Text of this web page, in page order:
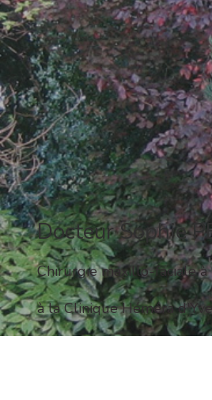
Docteur Sophie
Chirurgie maxillo-faciale
à la Clinique Héméra